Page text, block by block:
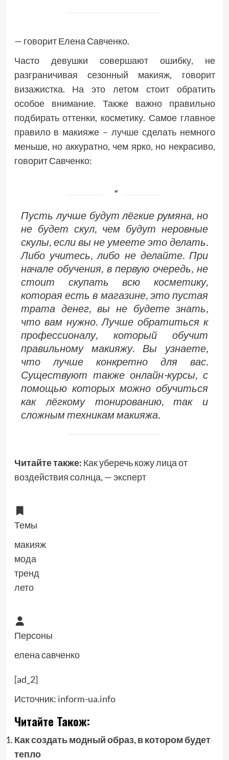
— говорит Елена Савченко.
Часто девушки совершают ошибку, не
разграничивая сезонный макияж, говорит
визажистка. На это летом стоит обратить
особое внимание. Также важно правильно
подбирать оттенки, косметику. Самое главное
правило в макияже – лучше сделать немного
меньше, но аккуратно, чем ярко, но некрасиво,
говорит Савченко:
Пусть лучше будут лёгкие румяна, но
не будет скул, чем будут неровные
скулы, если вы не умеете это делать.
Либо учитесь, либо не делайте. При
начале обучения, в первую очередь, не
стоит скупать всю косметику,
которая есть в магазине, это пустая
трата денег, вы не будете знать,
что вам нужно. Лучше обратиться к
профессионалу, который обучит
правильному макияжу. Вы узнаете,
что лучше конкретно для вас.
Существуют также онлайн-курсы, с
помощью которых можно обучиться
как лёгкому тонированию, так и
сложным техникам макияжа.
Читайте также: Как уберечь кожу лица от
воздействия солнца, — эксперт
Темы
макияж
мода
тренд
лето
Персоны
елена савченко
[ad_2]
Источник: inform-ua.info
Читайте Також:
Как создать модный образ, в котором будет
тепло